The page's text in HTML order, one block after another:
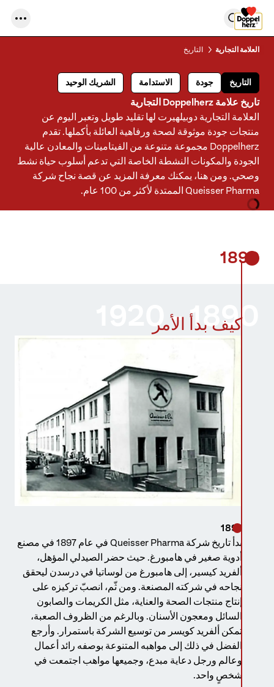
العلامة التجارية التاريخ
التاريخ جودة الاستدامة الشريك الوحيد
تاريخ علامة Doppelherz التجارية
العلامة التجارية دوبيلهيرت لها تقليد طويل وتعبر اليوم عن
منتجات جودة موثوقة لصحة ورفاهية العائلة بأكملها. تقدم
Doppelherz مجموعة متنوعة من الفيتامينات والمعادن عالية
الجودة والمكونات النشطة الخاصة التي تدعم أسلوب حياة نشط
وصحي. ومن هنا، يمكنك معرفة المزيد عن قصة نجاح شركة
Queisser Pharma الممتدة لأكثر من 100 عام.
كيف بدأ الأمر
1890 - 1920
1897
بدأ تاريخ شركة Queisser Pharma في عام 1897 في مصنع
أدوية صغير في هامبورغ. حيث حضر الصيدلي المؤهل،
ألفريد كيسير، إلى هامبورغ من لوساتيا في درسدن ليحقق
نجاحه في شركته المصنعة. ومن ثّم، انصبّ تركيزه على
إنتاج منتجات الصحة والعناية، مثل الكريمات والصابون
السائل ومعجون الأسنان. وبالرغم من الظروف الصعبة،
تمكن ألفريد كويسر من توسيع الشركة باستمرار. وأرجع
الفضل في ذلك إلى مواهبه المتنوعة بوصفه رائد أعمال
وعالم ورجل دعاية مبدع، وجميعها مواهب اجتمعت في
شخصٍ واحد.